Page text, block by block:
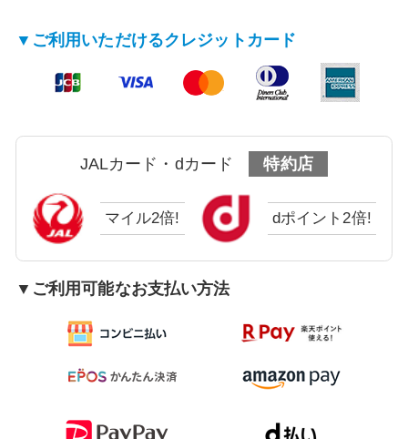
▼ご利用いただけるクレジットカード
JALカード・dカード 特約店
マイル2倍! dポイント2倍!
▼ご利用可能なお支払い方法